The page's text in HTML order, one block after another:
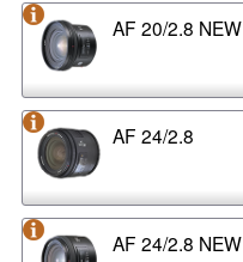
AF 20/2.8 NEW
AF 24/2.8
AF 24/2.8 NEW